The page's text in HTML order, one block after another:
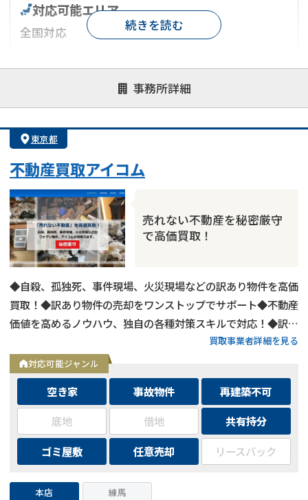
事務所詳細
対応可能エリア
全国対応
対応が親身 オンライン面談可能
レスポンスが早い
1億円以上の買取可
続きを読む
東京都
不動産買取アイコム
売れない不動産を秘密厳守
で高価買取！
◆自殺、孤独死、事件現場、火災現場などの訳あり物件を高価
買取！◆訳あり物件の売却をワンストップでサポート◆不動産
価値を高めるノウハウ、独自の各種対策スキルで対応！◆訳あ
買取事業者詳細を見る
対応可能ジャンル
空き家 事故物件
再建築不可
底地
借地
共有持分
ゴミ屋敷
任意売却 リースバック
本店 練馬